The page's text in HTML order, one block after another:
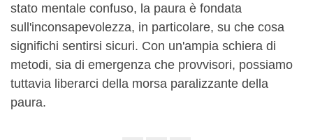
stato mentale confuso, la paura è fondata
sull'inconsapevolezza, in particolare, su che cosa
significhi sentirsi sicuri. Con un'ampia schiera di
metodi, sia di emergenza che provvisori, possiamo
tuttavia liberarci della morsa paralizzante della
paura.